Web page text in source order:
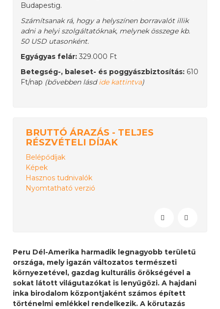
Budapestig.
Számítsanak rá, hogy a helyszínen borravalót illik
adni a helyi szolgáltatóknak, melynek összege kb.
50 USD utasonként.
Egyágyas felár: 329.000 Ft
Betegség-, baleset- és poggyászbiztosítás: 610
Ft/nap (bővebben lásdide kattintva)
BRUTTÓ ÁRAZÁS - TELJES
RÉSZVÉTELI DÍJAK
Belépődíjak
Képek
Hasznos tudnivalók
Nyomtatható verzió
Peru Dél-Amerika harmadik legnagyobb területű
országa, mely igazán változatos természeti
környezetével, gazdag kulturális örökségével a
sokat látott világutazókat is lenyűgözi. A hajdani
inka birodalom központjaként számos épített
történelmi emlékkel rendelkezik. A körutazás